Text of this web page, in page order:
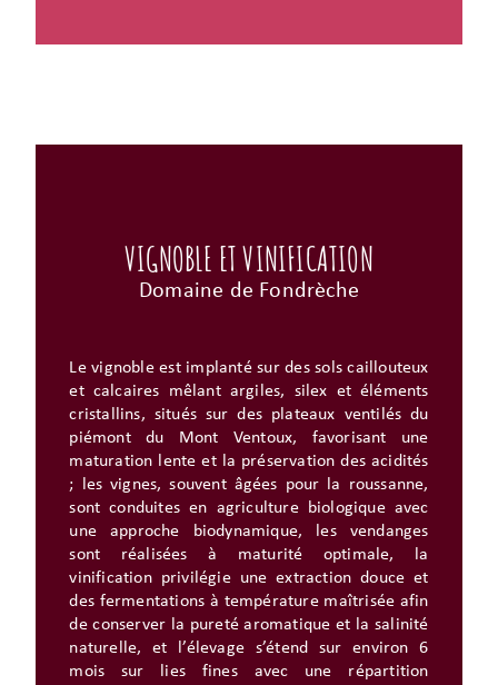
VIGNOBLE ET VINIFICATION
Domaine de Fondrèche
Le vignoble est implanté sur des sols caillouteux
et calcaires mêlant argiles, silex et éléments
cristallins, situés sur des plateaux ventilés du
piémont du Mont Ventoux, favorisant une
maturation lente et la préservation des acidités
; les vignes, souvent âgées pour la roussanne,
sont conduites en agriculture biologique avec
une approche biodynamique, les vendanges
sont réalisées à maturité optimale, la
vinification privilégie une extraction douce et
des fermentations à température maîtrisée afin
de conserver la pureté aromatique et la salinité
naturelle, et l’élevage s’étend sur environ 6
mois sur lies fines avec une répartition